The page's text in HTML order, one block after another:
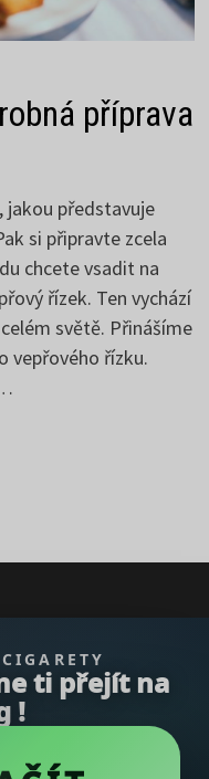
příprava
jakou představuje
si připravte zcela
chcete vsadit na
řízek. Ten vychází
světě. Přinášíme
vepřového řízku.
ti přejít na
!